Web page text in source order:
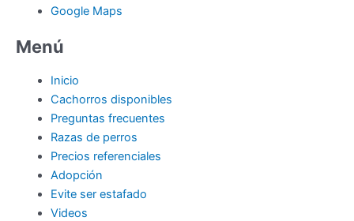
Google Maps
Menú
Inicio
Cachorros disponibles
Preguntas frecuentes
Razas de perros
Precios referenciales
Adopción
Evite ser estafado
Videos